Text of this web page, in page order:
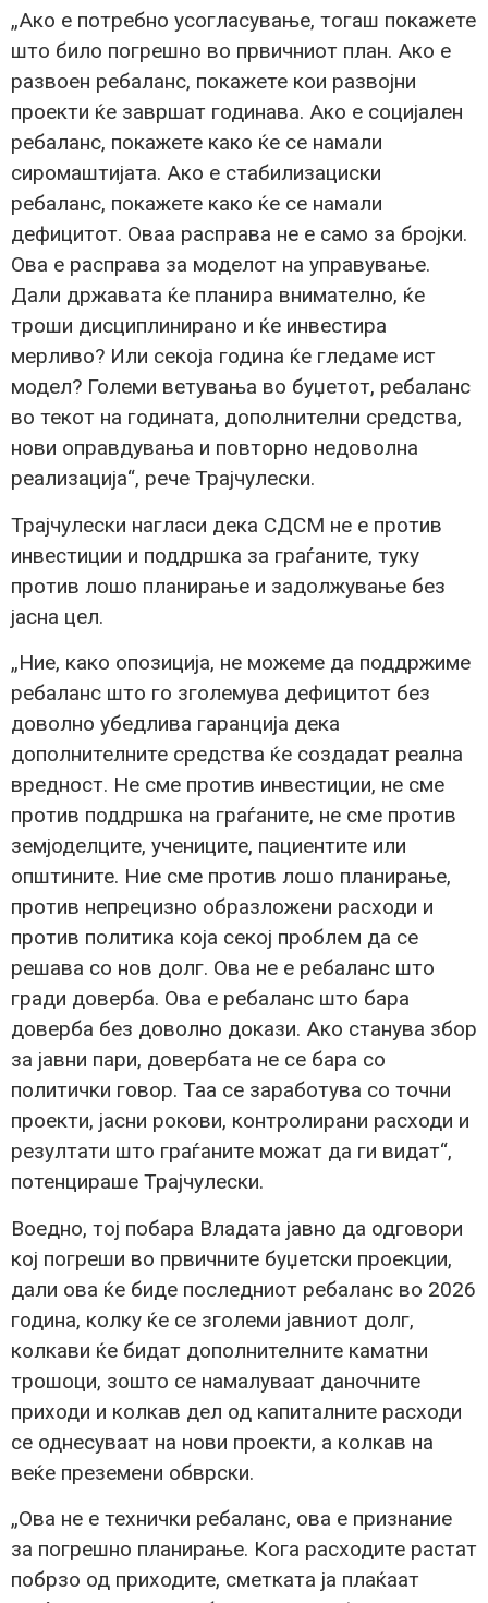
„Ако е потребно усогласување, тогаш покажете
што било погрешно во првичниот план. Ако е
развоен ребаланс, покажете кои развојни
проекти ќе завршат годинава. Ако е социјален
ребаланс, покажете како ќе се намали
сиромаштијата. Ако е стабилизациски
ребаланс, покажете како ќе се намали
дефицитот. Оваа расправа не е само за бројки.
Ова е расправа за моделот на управување.
Дали државата ќе планира внимателно, ќе
троши дисциплинирано и ќе инвестира
мерливо? Или секоја година ќе гледаме ист
модел? Големи ветувања во буџетот, ребаланс
во текот на годината, дополнителни средства,
нови оправдувања и повторно недоволна
реализација“, рече Трајчулески.
Трајчулески нагласи дека СДСМ не е против
инвестиции и поддршка за граѓаните, туку
против лошо планирање и задолжување без
јасна цел.
„Ние, како опозиција, не можеме да поддржиме
ребаланс што го зголемува дефицитот без
доволно убедлива гаранција дека
дополнителните средства ќе создадат реална
вредност. Не сме против инвестиции, не сме
против поддршка на граѓаните, не сме против
земјоделците, учениците, пациентите или
општините. Ние сме против лошо планирање,
против непрецизно образложени расходи и
против политика која секој проблем да се
решава со нов долг. Ова не е ребаланс што
гради доверба. Ова е ребаланс што бара
доверба без доволно докази. Ако станува збор
за јавни пари, довербата не се бара со
политички говор. Таа се заработува со точни
проекти, јасни рокови, контролирани расходи и
резултати што граѓаните можат да ги видат“,
потенцираше Трајчулески.
Воедно, тој побара Владата јавно да одговори
кој погреши во првичните буџетски проекции,
дали ова ќе биде последниот ребаланс во 2026
година, колку ќе се зголеми јавниот долг,
колкави ќе бидат дополнителните каматни
трошоци, зошто се намалуваат даночните
приходи и колкав дел од капиталните расходи
се однесуваат на нови проекти, а колкав на
веќе преземени обврски.
„Ова не е технички ребаланс, ова е признание
за погрешно планирање. Кога расходите растат
побрзо од приходите, сметката ја плаќаат